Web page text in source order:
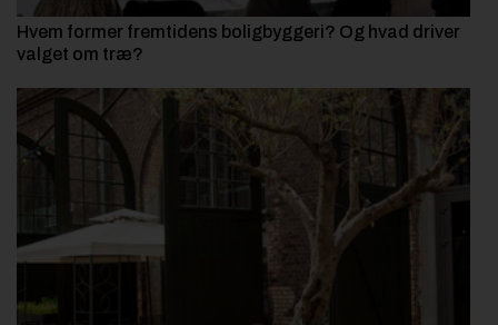
Hvem former fremtidens boligbyggeri? Og hvad driver
valget om træ?